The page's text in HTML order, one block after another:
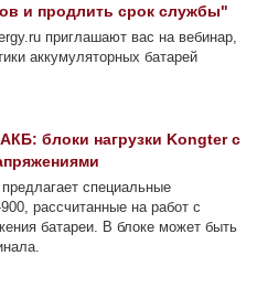
и продлить срок службы"
приглашают вас на вебинар,
аккумуляторных батарей
блоки нагрузки Kongter с
специальные
рассчитанные на работ с
батареи. В блоке может быть